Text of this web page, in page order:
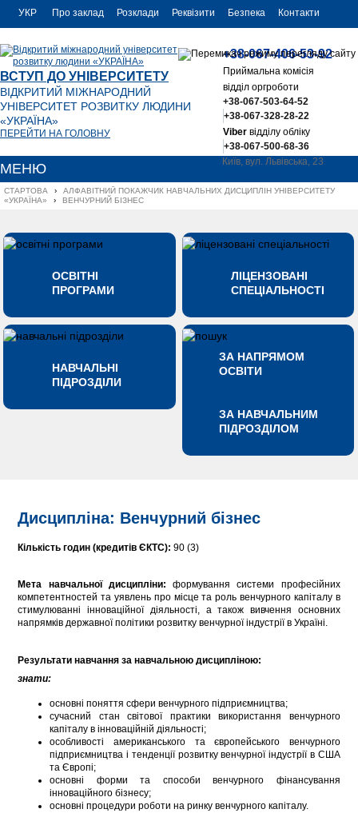
УКР
ENG
Про заклад Розклади Реквізити Безпека Контакти
ВСТУП ДО УНІВЕРСИТЕТУ
ВІДКРИТИЙ МІЖНАРОДНИЙ
УНІВЕРСИТЕТ РОЗВИТКУ ЛЮДИНИ
«УКРАЇНА»
ПЕРЕЙТИ НА ГОЛОВНУ
+38-067-406-53-92
Приймальна комісія
відділ оргроботи
+38-067-503-64-52
+38-067-328-28-22
Viberвідділу обліку
+38-067-500-68-36
Київ, вул. Львівська, 23
МЕНЮ
СТАРТОВА ›
АЛФАВІТНИЙ ПОКАЖЧИК НАВЧАЛЬНИХ ДИСЦИПЛІН УНІВЕРСИТЕТУ
«УКРАЇНА»
› ВЕНЧУРНИЙ БІЗНЕС
ОСВІТНІ
ПРОГРАМИ
ЛІЦЕНЗОВАНІ
СПЕЦІАЛЬНОСТІ
НАВЧАЛЬНІ
ПІДРОЗДІЛИ
ЗА НАПРЯМОМ
ОСВІТИ
ЗА НАВЧАЛЬНИМ
ПІДРОЗДІЛОМ
Дисципліна: Венчурний бізнес
Кількість годин (кредитів ЄКТС): 90 (3)
Мета навчальної дисципліни: формування системи професійних
компетентностей та уявлень про місце та роль венчурного капіталу в
стимулюванні інноваційної діяльності, а також вивчення основних
напрямків державної політики розвитку венчурної індустрії в Україні.
Результати навчання за навчальною дисципліною:
знати:
основні поняття сфери венчурного підприємництва;
сучасний стан світової практики використання венчурного
капіталу в інноваційній діяльності;
особливості американського та європейського венчурного
підприємництва і тенденції розвитку венчурної індустрії в США
та Європі;
основні форми та способи венчурного фінансування
інноваційного бізнесу;
основні процедури роботи на ринку венчурного капіталу.